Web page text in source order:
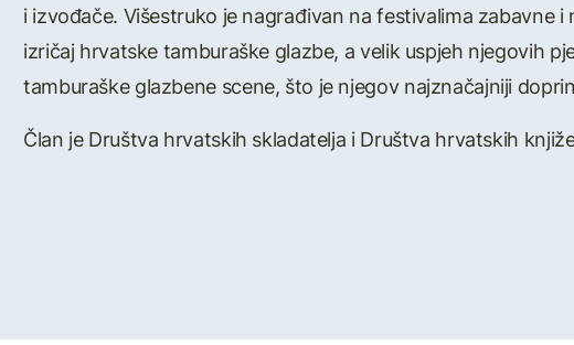
i izvođače. Višestruko je nagrađivan na festivalima zabavne
izričaj hrvatske tamburaške glazbe, a velik uspjeh njegovih
tamburaške glazbene scene, što je njegov najznačajniji
Član je Društva hrvatskih skladatelja i Društva hrvatskih